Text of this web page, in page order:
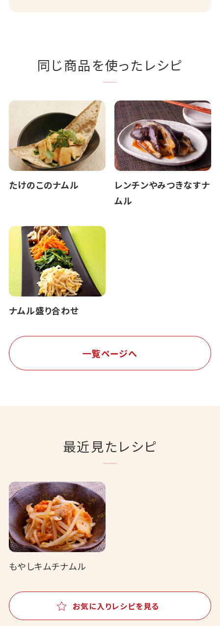
同じ商品を使ったレシピ
たけのこのナムル
レンチンやみつきなすナ
ムル
ナムル盛り合わせ
一覧ページへ
最近見たレシピ
もやしキムチナムル
お気に入りレシピを見る